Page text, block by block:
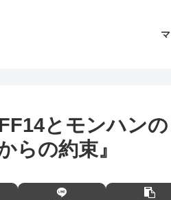
とモンハン
らの約束』